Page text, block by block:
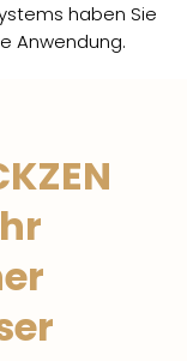
haben Sie
Anwendung.